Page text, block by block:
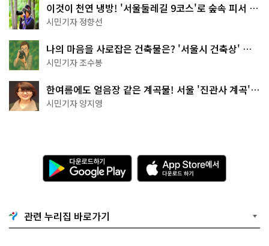
이것이 천연 냉방! '서울둘레길 9코스'로 숲속 피서 떠
나볼까
시민기자 정향선
나의 마음을 사로잡은 건축물은? '서울시 건축상' 수
상작 공개!
시민기자 조수봉
한여름에도 얼음장 같은 계곡물! 서울 '진관사 계곡'이
천국이네~
시민기자 양지영
다
운
로
기
G
o
A
p
p
e
관련 누리집 바로가기